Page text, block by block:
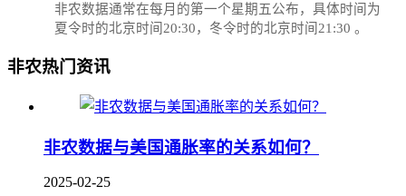
‌非农数据通常在每月的第一个星期五公布，具体时间为
夏令时的北京时间20:30，冬令时的北京时间21:30‌‌ 。
非农热门资讯
非农数据与美国通胀率的关系如何？
2025-02-25